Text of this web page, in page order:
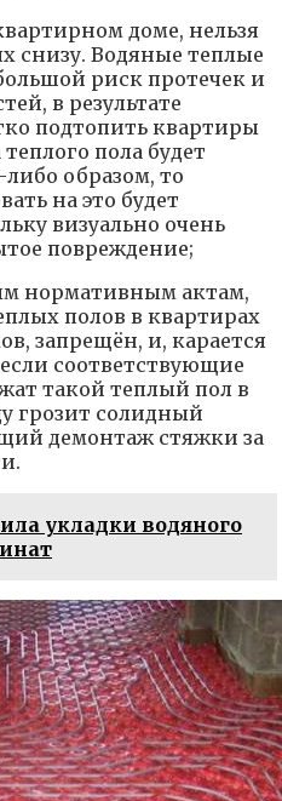
доме, нельзя
снизу. Водяные теплые
риск протечек и
в результате
подтопить квартиры
пола будет
образом, то
на это будет
визуально очень
повреждение;
нормативным актам,
полов в квартирах
запрещён, и, карается
соответствующие
такой теплый пол в
грозит солидный
демонтаж стяжки за
укладки водяного